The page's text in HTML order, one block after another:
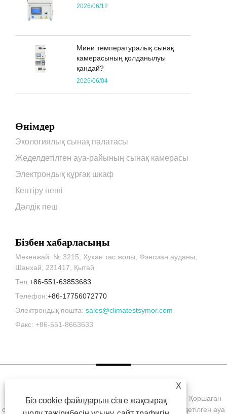
2026/06/12
Мини температуралық сынақ
камерасының қолданылуы
қандай?
2026/06/04
Өнімдер
Экологиялық сынақ палатасы
Жеделдетілген ауа-райының сынақ камерасы
Электрондық құрғақ шкаф
Кептіру пеші
Дәлдік пеш
Бізбен хабарласыңы
Мекенжай: № 3215, Хухан тас жолы, Фэнсиан ауданы,
Шанхай, 231417, Қытай
Тел:+86-551-63853683
Телефон:+86-17756072770
Электрондық пошта: sales@climatestsymor.com
Факс: +86-551-8663633
Copyright © 2022 Symor Instrument Equipment Co., Ltd. Қоршаған
ортаны сынау камерасы, электронды құрғақ шкаф, тездетілген ауа
X
Біз cookie файлдарын сізге жақсырақ